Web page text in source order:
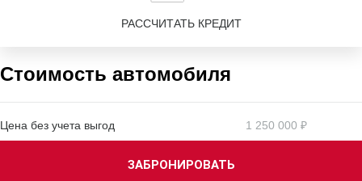
РАССЧИТАТЬ КРЕДИТ
Стоимость автомобиля
Цена без учета выгод 1 250 000 ₽
ЗАБРОНИРОВАТЬ